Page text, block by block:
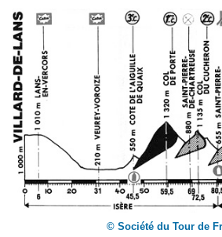
© Société du Tour de